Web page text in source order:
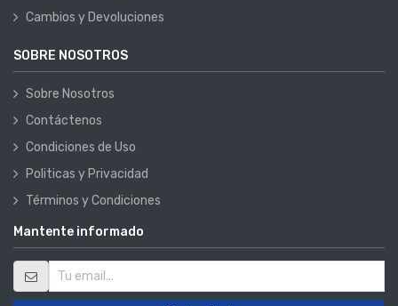
Cambios y Devoluciones
SOBRE NOSOTROS
Sobre Nosotros
Contáctenos
Condiciones de Uso
Politicas y Privacidad
Términos y Condiciones
Mantente informado